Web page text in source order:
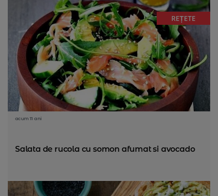
REȚETE
acum 11 ani
Salata de rucola cu somon afumat si avocado